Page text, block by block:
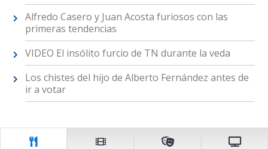
Alfredo Casero y Juan Acosta furiosos con las
primeras tendencias
VIDEO El insólito furcio de TN durante la veda
Los chistes del hijo de Alberto Fernández antes de
ir a votar